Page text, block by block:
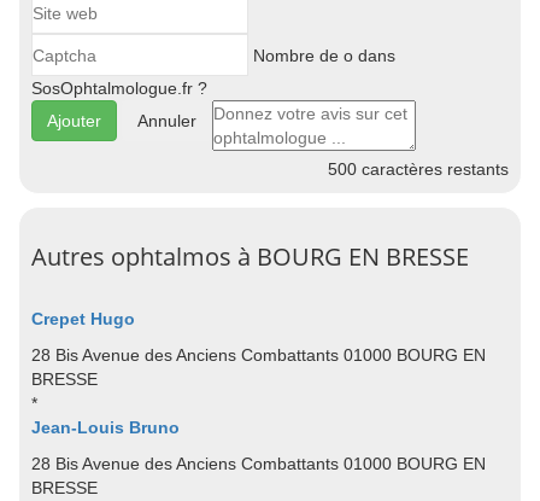
Nombre de o dans
SosOphtalmologue.fr ?
Annuler
500 caractères restants
Autres ophtalmos à BOURG EN BRESSE
Crepet Hugo
28 Bis Avenue des Anciens Combattants 01000 BOURG EN
BRESSE
*
Jean-Louis Bruno
28 Bis Avenue des Anciens Combattants 01000 BOURG EN
BRESSE